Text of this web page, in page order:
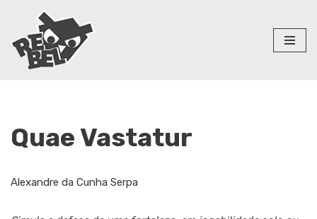
Pular
para
Quae Vastatur
Alexandre da Cunha Serpa